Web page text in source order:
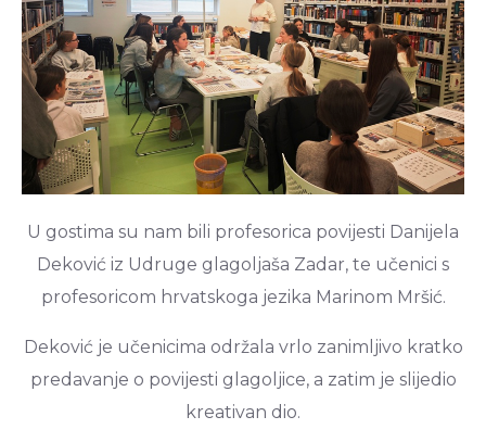
U gostima su nam bili profesorica povijesti Danijela
Deković iz Udruge glagoljaša Zadar, te učenici s
profesoricom hrvatskoga jezika Marinom Mršić.
Deković je učenicima održala vrlo zanimljivo kratko
predavanje o povijesti glagoljice, a zatim je slijedio
kreativan dio.